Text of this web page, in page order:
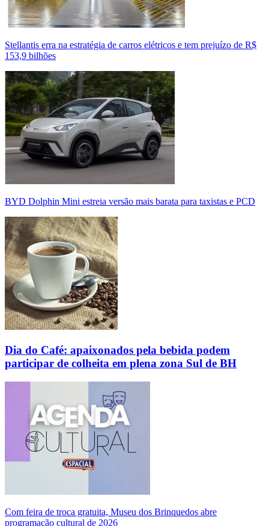
Stellantis erra na estratégia de carros elétricos e tem prejuízo de R$
153,9 bilhões
BYD Dolphin Mini estreia versão mais barata para taxistas e PCD
Dia do Café: apaixonados pela bebida podem
participar de colheita em plena zona Sul de BH
Com feira de troca gratuita, Museu dos Brinquedos abre
programação cultural de 2026